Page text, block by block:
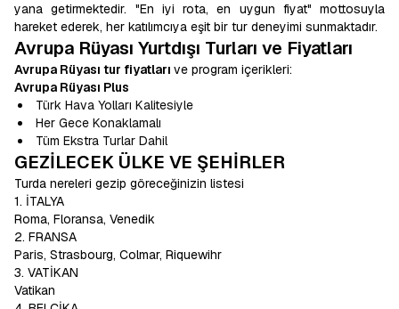
yana getirmektedir. "En iyi rota, en uygun fiyat" mottosuyla
hareket ederek, her katılımcıya eşit bir tur deneyimi sunmaktadır.
Avrupa Rüyası Yurtdışı Turları ve Fiyatları
Avrupa Rüyası tur fiyatları ve program içerikleri:
Avrupa Rüyası Plus
Türk Hava Yolları Kalitesiyle
Her Gece Konaklamalı
Tüm Ekstra Turlar Dahil
GEZİLECEK ÜLKE VE ŞEHİRLER
Turda nereleri gezip göreceğinizin listesi
1. İTALYA
Roma, Floransa, Venedik
2. FRANSA
Paris, Strasbourg, Colmar, Riquewihr
3. VATİKAN
Vatikan